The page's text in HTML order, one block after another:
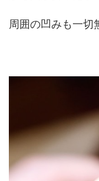
周囲の凹みも一切